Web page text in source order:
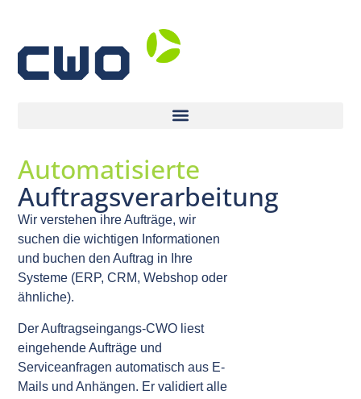
Automatisierte
Auftragsverarbeitung
Wir verstehen ihre Aufträge, wir
suchen die wichtigen Informationen
und buchen den Auftrag in Ihre
Systeme (ERP, CRM, Webshop oder
ähnliche).
Der Auftragseingangs-CWO liest
eingehende Aufträge und
Serviceanfragen automatisch aus E-
Mails und Anhängen. Er validiert alle